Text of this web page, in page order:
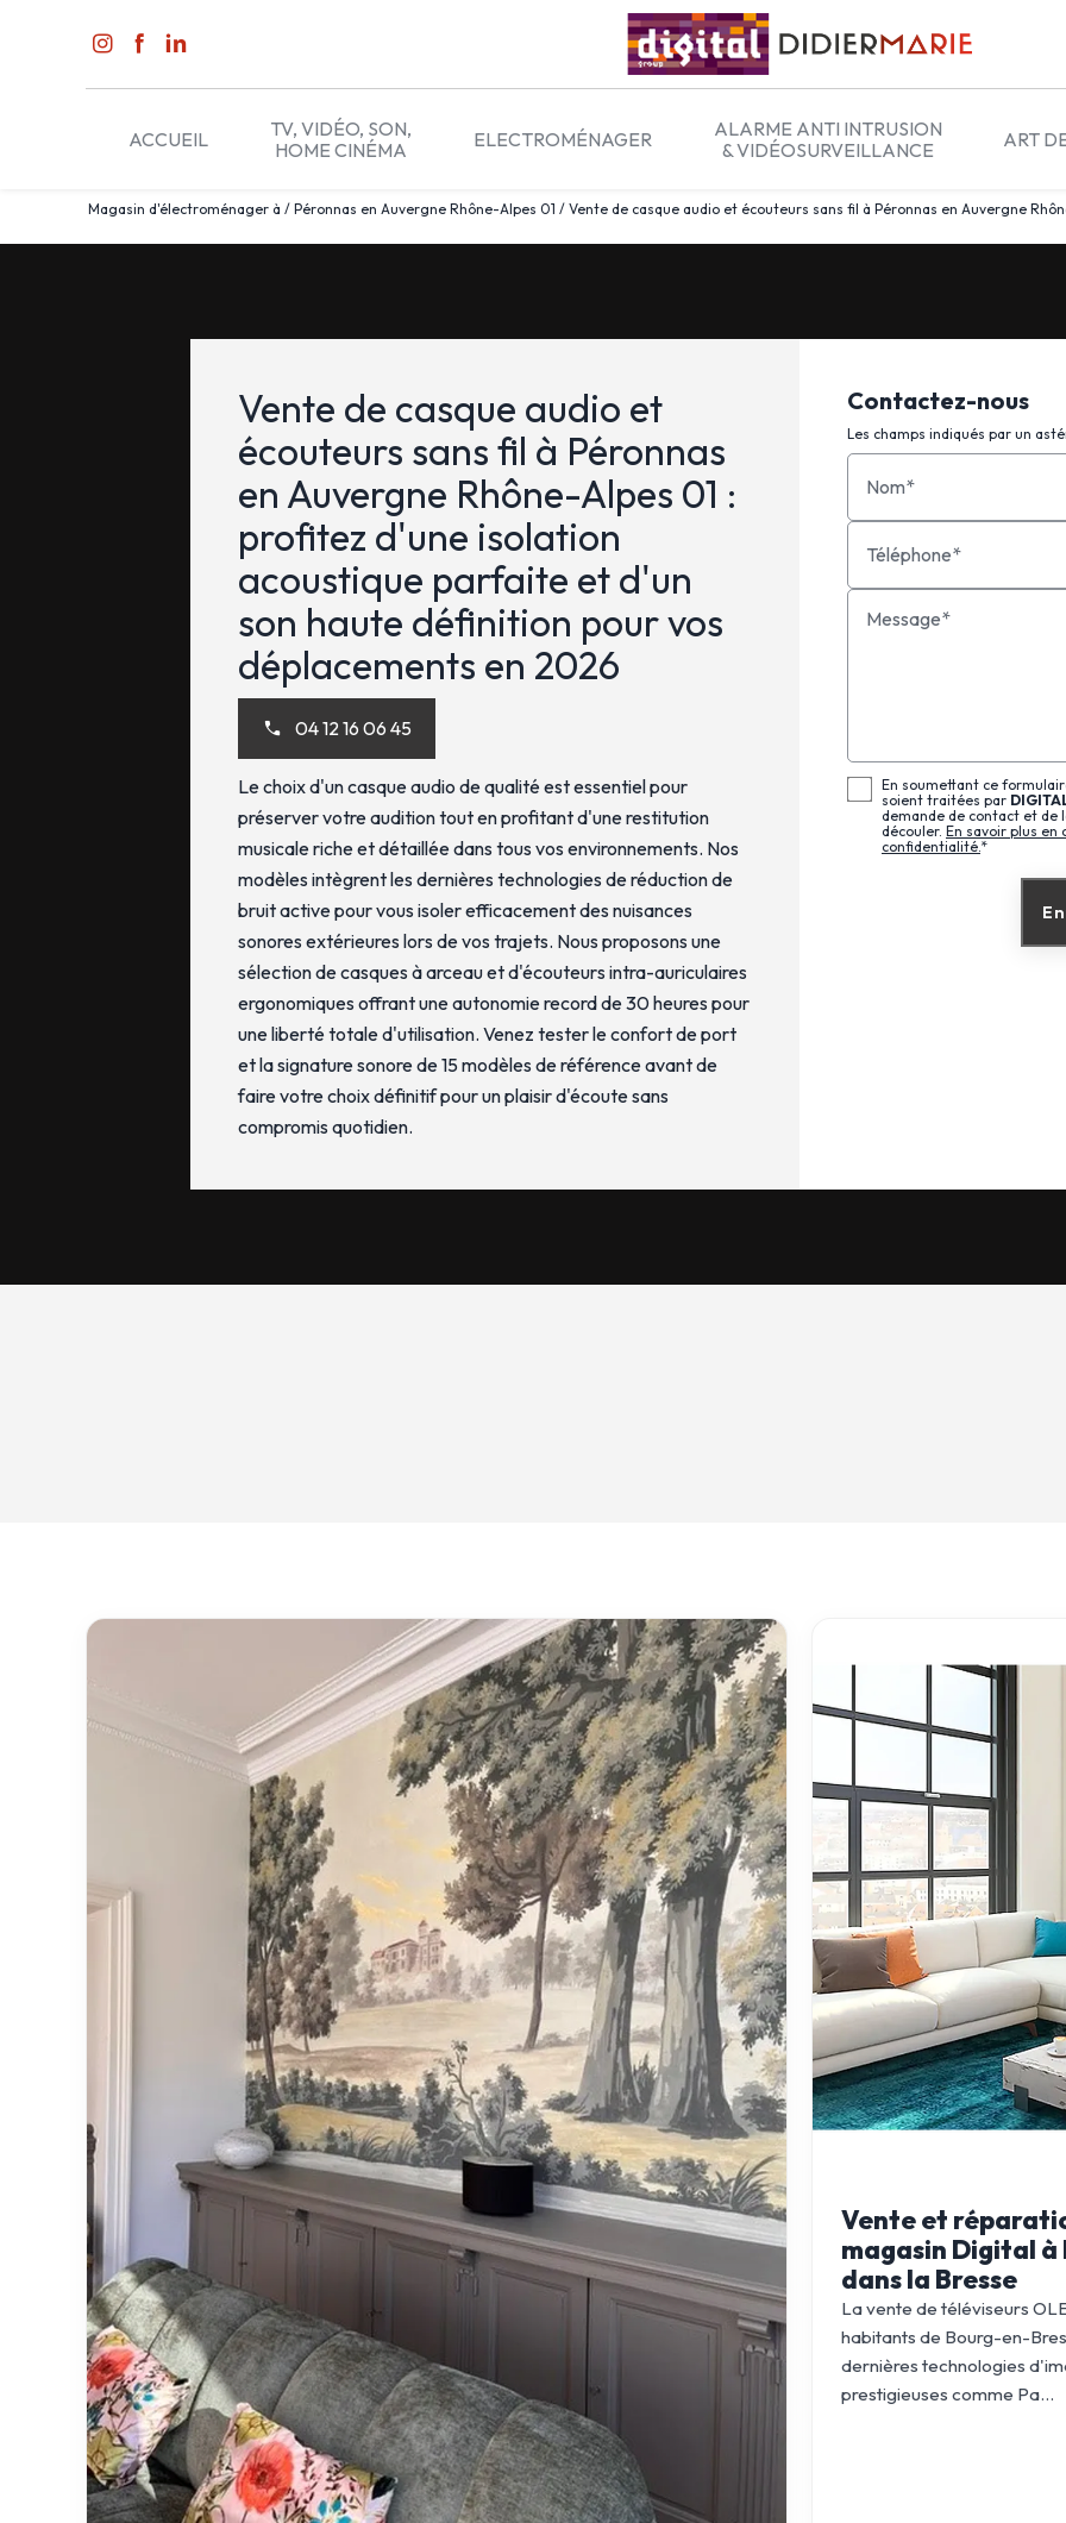
ACCUEIL
TV, VIDÉO, SON,
HOME CINÉMA
ELECTROMÉNAGER
ALARME ANTI INTRUSION
& VIDÉOSURVEILLANCE
ART
Magasin d'électroménager à / Péronnas en Auvergne Rhône-Alpes 01 / Vente de casque audio et écouteurs sans fil à Péronnas en Auvergne
Vente de casque audio et
écouteurs sans fil à Péronnas
en Auvergne Rhône-Alpes 01 :
profitez d'une isolation
acoustique parfaite et d'un
son haute définition pour vos
déplacements en 2026
04 12 16 06 45
Le choix d'un casque audio de qualité est essentiel pour
préserver votre audition tout en profitant d'une restitution
musicale riche et détaillée dans tous vos environnements. Nos
modèles intègrent les dernières technologies de réduction de
bruit active pour vous isoler efficacement des nuisances
sonores extérieures lors de vos trajets. Nous proposons une
sélection de casques à arceau et d'écouteurs intra-auriculaires
ergonomiques offrant une autonomie record de 30 heures pour
une liberté totale d'utilisation. Venez tester le confort de port
et la signature sonore de 15 modèles de référence avant de
faire votre choix définitif pour un plaisir d'écoute sans
compromis quotidien.
Contactez-nous
Les champs indiqués par un
Nom*
Téléphone*
Message*
En soumettant ce
soient traitées par
demande de contact et de
découler. En savoir plus
confidentialité.*
Vente et
magasin Digital
dans la Bresse
La vente de téléviseurs
habitants de Bourg-en-
dernières technologies
prestigieuses comme Pa...